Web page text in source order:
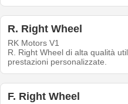
R. Right Wheel
RK Motors V1
R. Right Wheel di alta qualità
prestazioni personalizzate.
F. Right Wheel